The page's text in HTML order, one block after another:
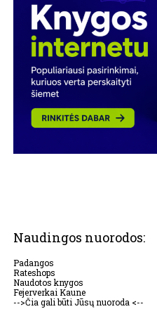
Naudingos nuorodos:
Padangos
Rateshops
Naudotos knygos
Fejerverkai Kaune
-->Čia gali būti Jūsų nuoroda <--